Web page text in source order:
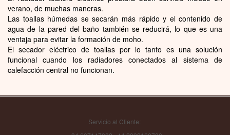
verano, de muchas maneras.
Las toallas húmedas se secarán más rápido y el contenido de
agua de la pared del baño también se reducirá, lo que es una
ventaja para evitar la formación de moho.
El secador eléctrico de toallas por lo tanto es una solución
funcional cuando los radiadores conectados al sistema de
calefacción central no funcionan.
Servicio al Cliente: